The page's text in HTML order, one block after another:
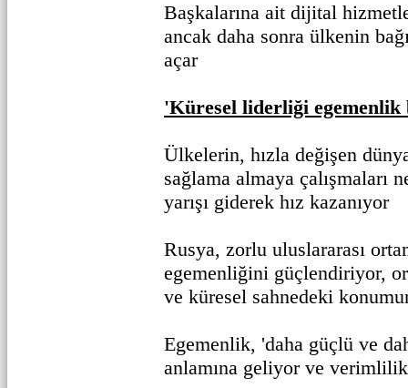
Başkalarına ait dijital
ancak daha sonra ülkenin
açar
'Küresel liderliği
Ülkelerin, hızla değişen
sağlama almaya çalışmaları
yarışı giderek hız kazanıyor
Rusya, zorlu uluslararası
egemenliğini güçlendiriyor,
ve küresel sahnedeki
Egemenlik, 'daha güçlü ve
anlamına geliyor ve